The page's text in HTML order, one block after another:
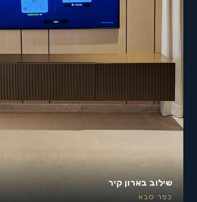
שילוב בארון קיר
כפר סבא